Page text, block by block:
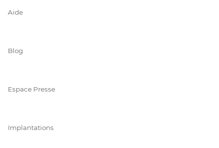
Aide
Blog
Espace Presse
Implantations